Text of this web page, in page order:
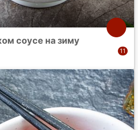
соусе на зиму